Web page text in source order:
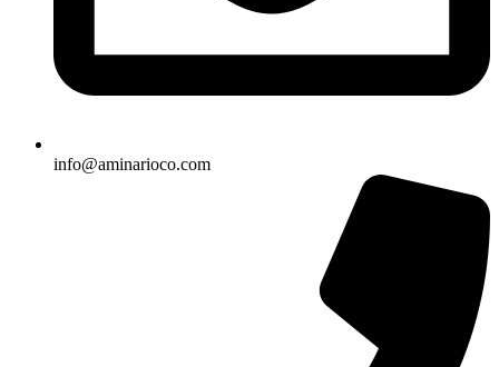
info@aminarioco.com